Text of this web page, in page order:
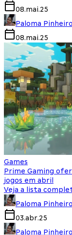
08.mai.25
Paloma Pinheiro
08.mai.25
Games
Prime Gaming
jogos em abril
Veja a lista
Paloma Pinheiro
03.abr.25
Paloma Pinheiro